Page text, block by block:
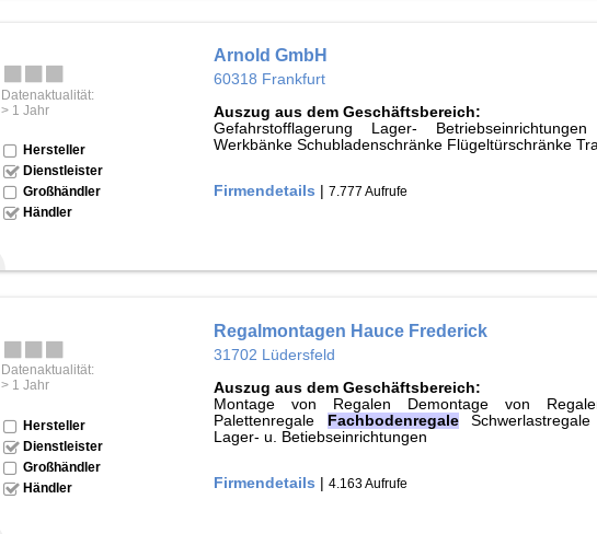
Datenaktualität:
> 1 Jahr
Hersteller
Dienstleister
Großhändler
Händler
Arnold GmbH
60318 Frankfurt
Auszug aus dem Geschäftsbereich:
Gefahrstofflagerung Lager-
Werkbänke Schubladenschränke Flügeltürschränke
Firmendetails |7.777 Aufrufe
Datenaktualität:
> 1 Jahr
Hersteller
Dienstleister
Großhändler
Händler
Regalmontagen Hauce Frederick
31702 Lüdersfeld
Auszug aus dem Geschäftsbereich:
Montage von Regalen Demontage von
Palettenregale FachbodenregaleSchwerlastregale
Lager- u. Betiebseinrichtungen
Firmendetails |4.163 Aufrufe